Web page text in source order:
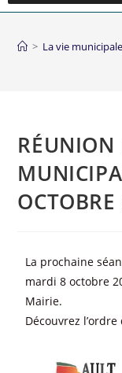
> La vie municipale
RÉUNION
La prochaine
mardi 8 octobre
Mairie.
Découvrez